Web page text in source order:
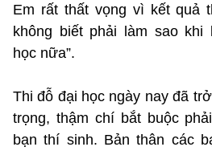
Em rất thất vọng vì kết quả
không biết phải làm sao khi
học nữa”.
Thi đỗ đại học ngày nay đã
trọng, thậm chí bắt buộc
bạn thí sinh. Bản thân các